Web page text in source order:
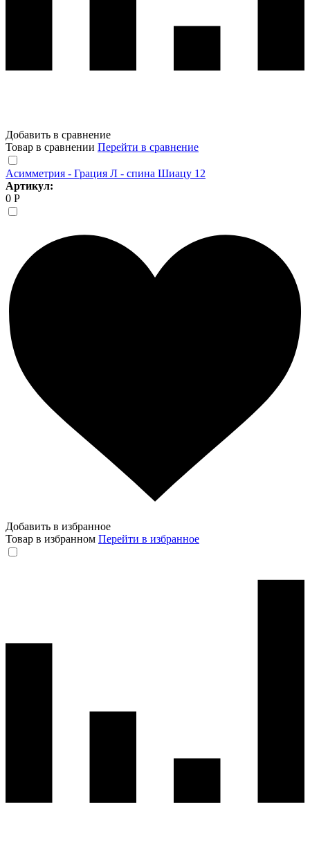
Добавить в сравнение
Товар в сравнении Перейти в сравнение
Асимметрия - Грация Л - спина Шиацу 12
Артикул:
0 Р
Добавить в избранное
Товар в избранном Перейти в избранное